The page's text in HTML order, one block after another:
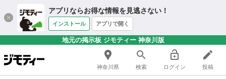
アプリならお得な情報を見逃さない！
インストール アプリで開く
地元の掲示板 ジモティー 神奈川版
神奈川県 検索 ログイン 投稿